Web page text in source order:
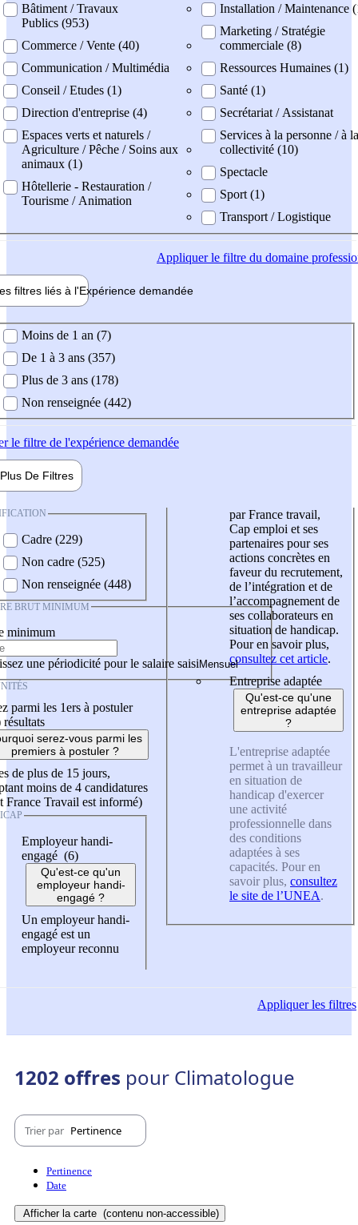
Bâtiment / Travaux
Publics (953)
Commerce / Vente (40)
Communication / Multimédia
Conseil / Etudes (1)
Direction d'entreprise (4)
Espaces verts et naturels /
Agriculture / Pêche / Soins aux
animaux (1)
Hôtellerie - Restauration /
Tourisme / Animation
Installation / Maintenance
Marketing / Stratégie
commerciale (8)
Ressources Humaines (1)
Santé (1)
Secrétariat / Assistanat
Services à la personne / à la
collectivité (10)
Spectacle
Sport (1)
Transport / Logistique
Appliquerle filtre du domaine
filtres liés à l'Expérience demandée
demandée
Moins de 1 an (7)
De 1 à 3 ans (357)
Plus de 3 ans (178)
Non renseignée (442)
le filtre de l'expérience demandée
Plus De Filtres
Cadre (229)
Non cadre (525)
Non renseignée (448)
BRUT MINIMUM
minimum
une périodicité pour le salaire saisi
parmi les 1ers à postuler
résultats
serez-vous parmi les
premiers à postuler ?
de plus de 15 jours,
moins de 4 candidatures
France Travail est informé)
Employeur handi-
engagé (6)
Qu'est-ce qu'un
employeur handi-
engagé ?
Un employeur handi-
engagé est un
employeur reconnu
par France travail,
Cap emploi et ses
partenaires pour ses
actions concrètes en
faveur du recrutement,
de l’intégration et de
l’accompagnement de
ses collaborateurs en
situation de handicap.
Pour en savoir plus,
consultez cet article.
Entreprise adaptée
Qu'est-ce qu'une
entreprise adaptée
?
L'entreprise adaptée
permet à un travailleur
en situation de
handicap d'exercer
une activité
professionnelle dans
des conditions
adaptées à ses
capacités. Pour en
savoir plus, consultez
le site de l’UNEA.
Appliquerles filtres
1202 offres pour Climatologue
Trier par Pertinence
Pertinence
Date
Afficher la carte (contenu non-accessible)